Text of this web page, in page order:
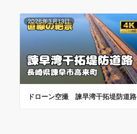
2026年3月13日
ドローン空撮 諫早湾干拓堤防道路